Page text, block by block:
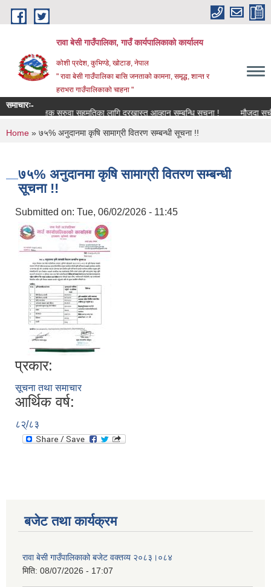
Skip to main content
रावा बेसी गाउँपालिका, गाउँ कार्यपालिकाको कार्यालय
कोशी प्रदेश, कुभिण्डे, खोटाङ, नेपाल
" रावा बेसी गाउँपालिका बासि जनताको कामना, समृद्ध, शान्त र
हराभरा गाउँपालिकाको चाहना "
समाचारः-
शिक्षक सरुवा सहमतिका लागि दरखास्त आव्हान सम्बन्धि सूचना !
मौजुदा सूची
You are here
Home » ७५% अनुदानमा कृषि सामाग्री वितरण सम्बन्धी सूचना !!
७५% अनुदानमा कृषि सामाग्री वितरण सम्बन्धी
सूचना !!
Submitted on: Tue, 06/02/2026 - 11:45
प्रकार:
सूचना तथा समाचार
आर्थिक वर्ष:
८२्/८३
बजेट तथा कार्यक्रम
रावा बेसी गाउँपालिकाको बजेट वक्तव्य २०८३।०८४
मिति: 08/07/2026 - 17:07